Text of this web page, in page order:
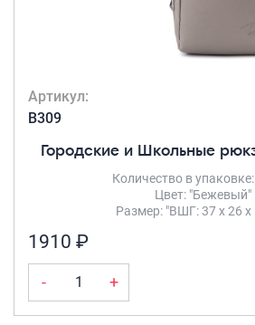
Артикул:
B309
Городские и Школьные
Количество в
Цвет: "Бежевый"
Размер: "ВШГ: 37 х 26 х
1910 ₽
- +